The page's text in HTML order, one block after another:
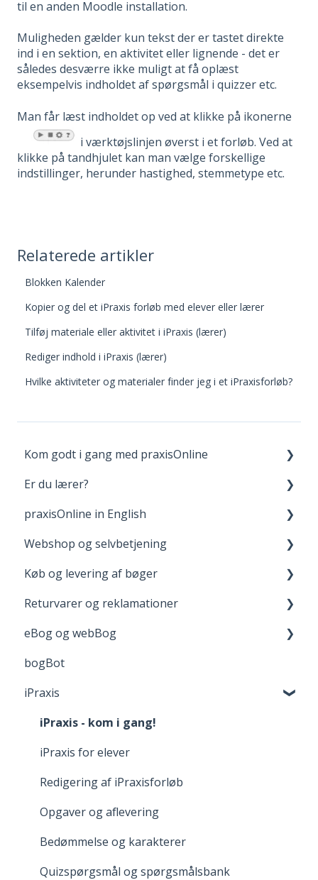
til en anden Moodle installation.
Muligheden gælder kun tekst der er tastet direkte
ind i en sektion, en aktivitet eller lignende - det er
således desværre ikke muligt at få oplæst
eksempelvis indholdet af spørgsmål i quizzer etc.
Man får læst indholdet op ved at klikke på ikonerne
i værktøjslinjen øverst i et forløb. Ved at
klikke på tandhjulet kan man vælge forskellige
indstillinger, herunder hastighed, stemmetype etc.
Kom godt i gang med praxisOnline
Opret bruger og login
Dine materialer på praxisOnline
Hjælp til tekniske udfordringer
Er du lærer?
Fagpakker
webBog og eBog+
boost
FGU - pædagogiske værktøjer
praxisOnline in English
Manage Your Account
Your Materials on praxisOnline
Help with Technical Issues
Webshop og selvbetjening
Opret bruger og login
Når du handler
Køb og levering af bøger
Levering
Adgang til digitale materialer
Returvarer og reklamationer
Returnering
Reklamation
Fortrydelsesret
eBog og webBog
Kom godt i gang med webBogen
bogBot
iPraxis
iPraxis - kom i gang!
iPraxis for elever
Redigering af iPraxisforløb
Opgaver og aflevering
Bedømmelse og karakterer
Quizspørgsmål og spørgsmålsbank
Relaterede artikler
Blokken Kalender
Kopier og del et iPraxis forløb med elever eller lærer
Tilføj materiale eller aktivitet i iPraxis (lærer)
Rediger indhold i iPraxis (lærer)
Hvilke aktiviteter og materialer finder jeg i et iPraxisforløb?